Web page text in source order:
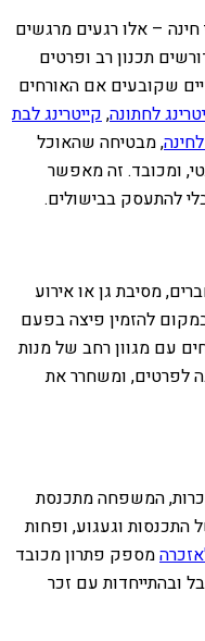
חינה – אלו רגעים מרגשים
תכנון רב ופרטים
שקובעים אם האורחים
לחתונה,קייטרינג לבת
, מבטיחה שהאוכל
ומכובד. זה מאפשר
להתעסק בבישולים.
מסיבת גן או אירוע
להזמין פיצה בפעם
עם מגוון רחב של מנות
לפרטים, ומשחרר את
המשפחה מתכנסת
התכנסות וגעגוע, ופחות
מספק פתרון מכובד
ובהתייחדות עם זכר